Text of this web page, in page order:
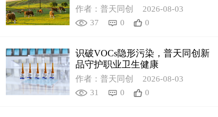
作者：普天同创
2026-08-03
37
0 0
识破VOCs隐形污染，普天同创新
品守护职业卫生健康
作者：普天同创
2026-08-03
31
0 0